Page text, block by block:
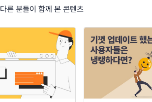
다른 분들이 함께 본 콘텐츠